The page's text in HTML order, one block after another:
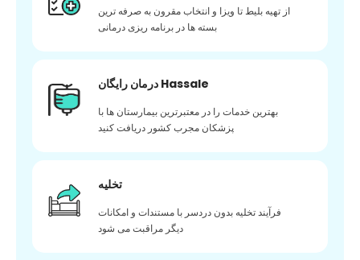
از تهیه بلیط تا ویزا و انتخاب مقرون به صرفه ترین
بسته ها در برنامه ریزی درمانی
درمان رایگان Hassale
بهترین خدمات را در معتبرترین بیمارستان ها با
پزشکان مجرب کشور دریافت کنید
تخلیه
فرآیند تخلیه بدون دردسر با مستندات و امکانات
دیگر مراقبت می شود